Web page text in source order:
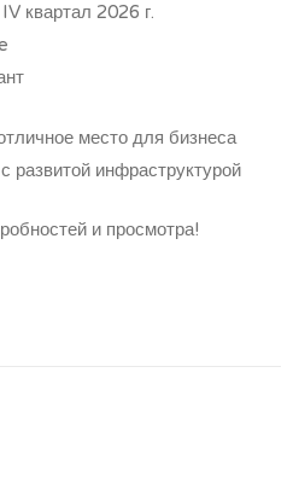
квартал 2026 г.
место для бизнеса
развитой инфраструктурой
и просмотра!